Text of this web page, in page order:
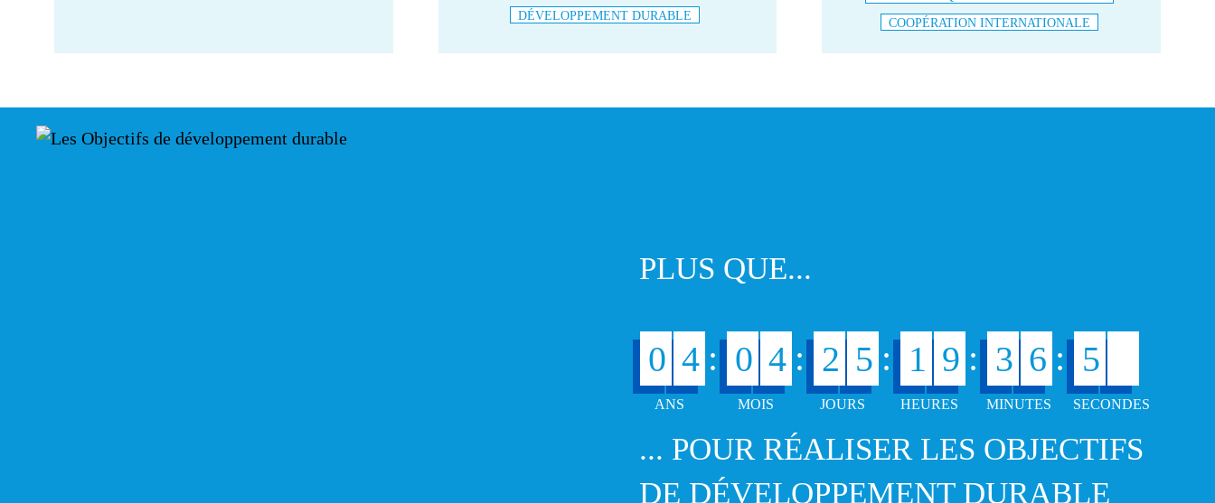
DÉVELOPPEMENT DURABLE
COOPÉRATION INTERNATIONALE
PLUS QUE...
0 4 : 0 4 : 2 5 : 1 9 : 3 6 : 5 7
... POUR RÉALISER LES OBJECTIFS
DE DÉVELOPPEMENT DURABLE